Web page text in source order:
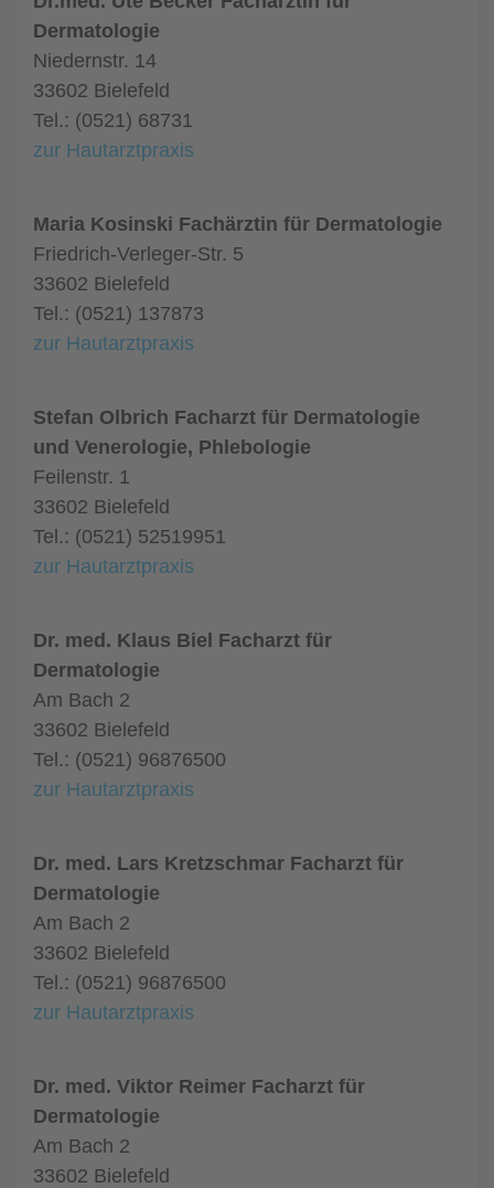
Dermatologie
Niedernstr. 14
33602 Bielefeld
Tel.: (0521) 68731
zur Hautarztpraxis
Maria Kosinski Fachärztin für Dermatologie
Friedrich-Verleger-Str. 5
33602 Bielefeld
Tel.: (0521) 137873
zur Hautarztpraxis
Stefan Olbrich Facharzt für Dermatologie
und Venerologie, Phlebologie
Feilenstr. 1
33602 Bielefeld
Tel.: (0521) 52519951
zur Hautarztpraxis
Dr. med. Klaus Biel Facharzt für
Dermatologie
Am Bach 2
33602 Bielefeld
Tel.: (0521) 96876500
zur Hautarztpraxis
Dr. med. Lars Kretzschmar Facharzt für
Dermatologie
Am Bach 2
33602 Bielefeld
Tel.: (0521) 96876500
zur Hautarztpraxis
Dr. med. Viktor Reimer Facharzt für
Dermatologie
Am Bach 2
33602 Bielefeld